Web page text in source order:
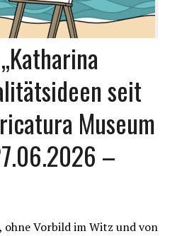
seit
Museum
–
Vorbild im Witz und von